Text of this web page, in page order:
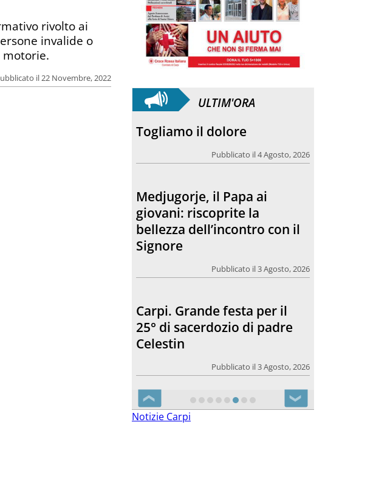
il 22 Novembre, 2022
rivolto ai
invalide o
ULTIM'ORA
Togliamo il dolore
Pubblicato il 4 Agosto, 2026
Medjugorje, il Papa ai
giovani: riscoprite la
bellezza dell’incontro con il
Signore
Pubblicato il 3 Agosto, 2026
Carpi. Grande festa per il
25° di sacerdozio di padre
Celestin
Pubblicato il 3 Agosto, 2026
❮ ❯
Notizie Carpi